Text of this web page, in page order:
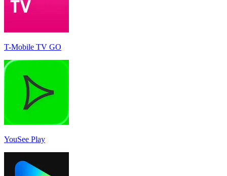
T-Mobile TV GO
YouSee Play